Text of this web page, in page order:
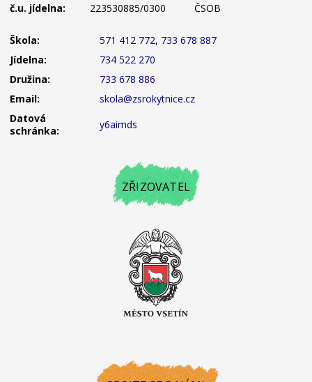
č.u. jídelna:
223530885/0300 ČSOB
Škola:
571 412 772, 733 678 887
Jídelna:
734 522 270
Družina:
733 678 886
Email:
skola@zsrokytnice.cz
Datová
schránka:
y6aimds
ZŘIZOVATEL